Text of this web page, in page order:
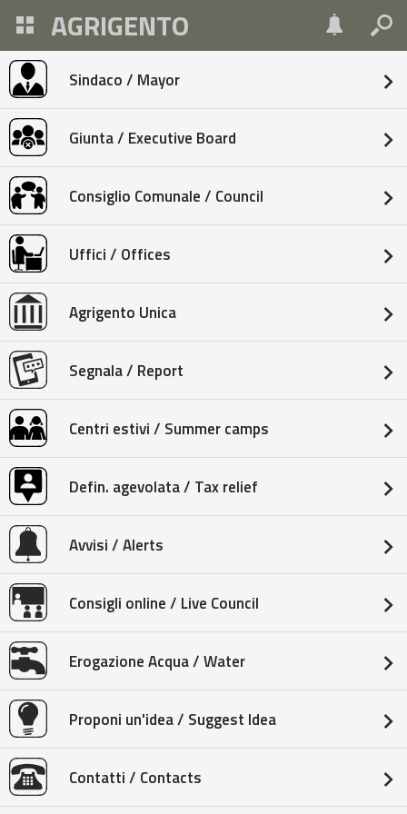
AGRIGENTO
Sindaco / Mayor
Giunta / Executive Board
Consiglio Comunale / Council
Uffici / Offices
Agrigento Unica
Segnala / Report
Centri estivi / Summer camps
Defin. agevolata / Tax relief
Avvisi / Alerts
Consigli online / Live Council
Erogazione Acqua / Water
Proponi un'idea / Suggest Idea
Contatti / Contacts